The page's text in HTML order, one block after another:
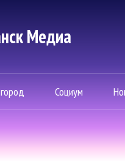
Mедиа
Социум